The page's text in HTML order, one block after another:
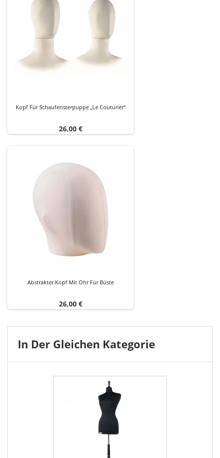
Kopf Für Schaufensterpuppe „Le Couturier“
Preis
26,00 €
Abstrakter Kopf Mit Ohr Für Büste
Preis
26,00 €
In Der Gleichen Kategorie